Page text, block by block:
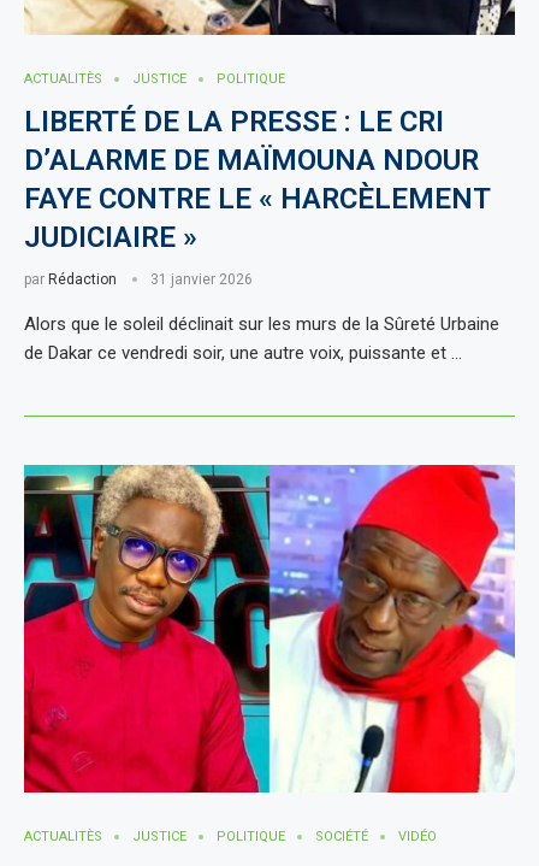
ACTUALITÈS JUSTICE POLITIQUE
LIBERTÉ DE LA PRESSE : LE CRI
D’ALARME DE MAÏMOUNA NDOUR
FAYE CONTRE LE « HARCÈLEMENT
JUDICIAIRE »
par Rédaction 31 janvier 2026
Alors que le soleil déclinait sur les murs de la Sûreté Urbaine
de Dakar ce vendredi soir, une autre voix, puissante et …
ACTUALITÈS JUSTICE POLITIQUE SOCIÉTÉ VIDÉO